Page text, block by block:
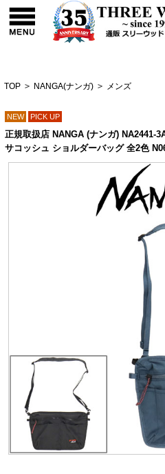
TOP > NANGA(ナンガ) > メンズ
NEW PICK UP
正規取扱店 NANGA (ナンガ) NA2441-
サコッシュ ショルダーバッグ 全2色